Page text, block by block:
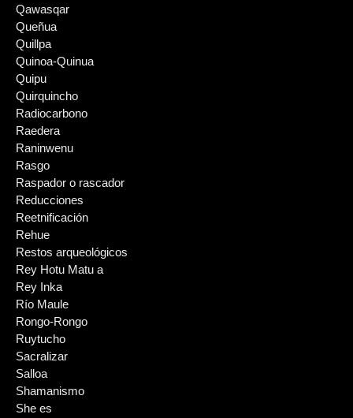
Qawasqar
Queñua
Quillpa
Quinoa-Quinua
Quipu
Quirquincho
Radiocarbono
Raedera
Raninwenu
Rasgo
Raspador o rascador
Reducciones
Reetnificación
Rehue
Restos arqueológicos
Rey Hotu Matu a
Rey Inka
Río Maule
Rongo-Rongo
Ruytucho
Sacralizar
Salloa
Shamanismo
She es